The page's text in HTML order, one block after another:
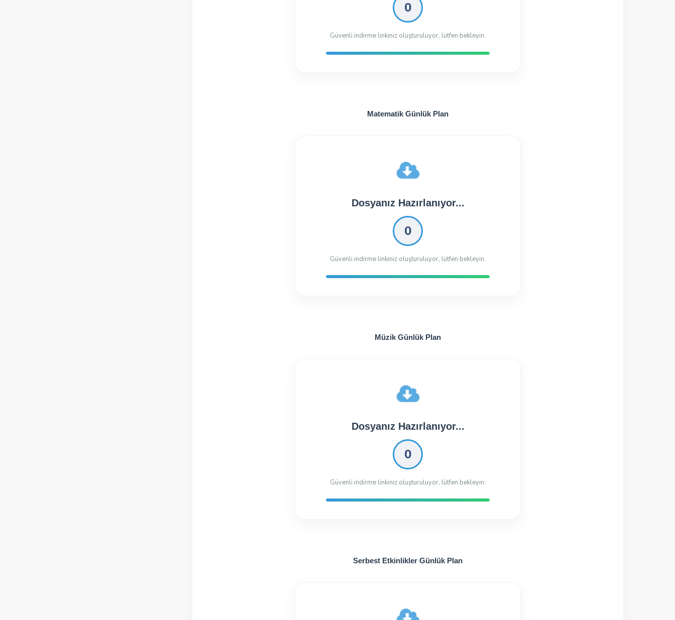
Dosyayı İndir
Dosyanız İndirilmeye Hazır!
Dosyanız İndirilmeye Hazır!
Dosyayı İndir